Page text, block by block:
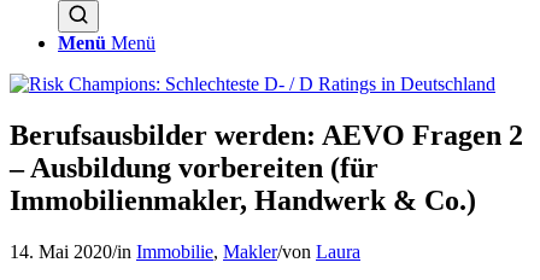
Menü Menü
Berufsausbilder werden: AEVO Fragen 2
– Ausbildung vorbereiten (für
Immobilienmakler, Handwerk & Co.)
14. Mai 2020/in Immobilie, Makler/von Laura